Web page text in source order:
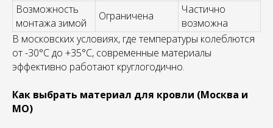
Возможность
монтажа зимой
Ограничена
Частично
возможна
В московских условиях, где температуры колеблются
от -30°C до +35°C, современные материалы
эффективно работают круглогодично.
Как выбрать материал для кровли (Москва и
МО)